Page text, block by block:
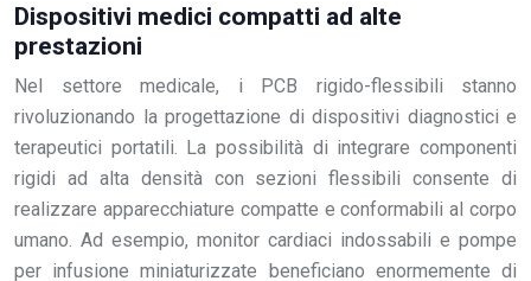
Dispositivi medici compatti ad alte
prestazioni
Nel settore medicale, i PCB rigido-flessibili stanno
rivoluzionando la progettazione di dispositivi diagnostici e
terapeutici portatili. La possibilità di integrare componenti
rigidi ad alta densità con sezioni flessibili consente di
realizzare apparecchiature compatte e conformabili al corpo
umano. Ad esempio, monitor cardiaci indossabili e pompe
per infusione miniaturizzate beneficiano enormemente di